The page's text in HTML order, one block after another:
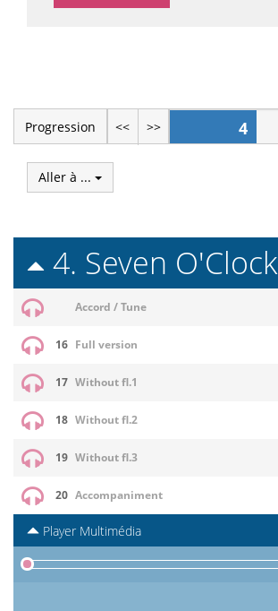
Progression << >> 4
Aller à ...
4. Seven O'Clock
Accord / Tune
16 Full version
17 Without fl.1
18 Without fl.2
19 Without fl.3
20 Accompaniment
Player Multimédia